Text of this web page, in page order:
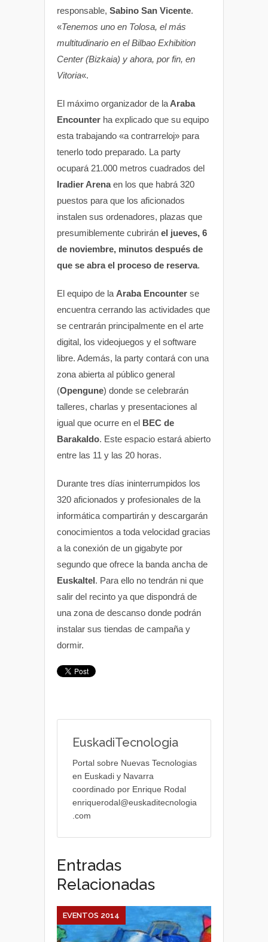
responsable, Sabino San Vicente.
«Tenemos uno en Tolosa, el más
multitudinario en el Bilbao Exhibition
Center (Bizkaia) y ahora, por fin, en
Vitoria«.
El máximo organizador de la Araba
Encounter ha explicado que su equipo
esta trabajando «a contrarreloj» para
tenerlo todo preparado. La party
ocupará 21.000 metros cuadrados del
Iradier Arenaen los que habrá 320
puestos para que los aficionados
instalen sus ordenadores, plazas que
presumiblemente cubrirán el jueves, 6
de noviembre, minutos después de
que se abra el proceso de reserva.
El equipo de la Araba Encounter se
encuentra cerrando las actividades que
se centrarán principalmente en el arte
digital, los videojuegos y el software
libre. Además, la party contará con una
zona abierta al público general
(Opengune) donde se celebrarán
talleres, charlas y presentaciones al
igual que ocurre en el BEC de
Barakaldo. Este espacio estará abierto
entre las 11 y las 20 horas.
Durante tres días ininterrumpidos los
320 aficionados y profesionales de la
informática compartirán y descargarán
conocimientos a toda velocidad gracias
a la conexión de un gigabyte por
segundo que ofrece la banda ancha de
Euskaltel. Para ello no tendrán ni que
salir del recinto ya que dispondrá de
una zona de descanso donde podrán
instalar sus tiendas de campaña y
dormir.
EuskadiTecnologia
Portal sobre Nuevas Tecnologias
en Euskadi y Navarra
coordinado por Enrique Rodal
enriquerodal@euskaditecnologia
.com
Entradas
Relacionadas
EVENTOS 2014